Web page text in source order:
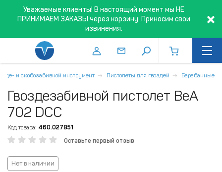
Уважаемые клиенты! В настоящий момент мы НЕ
ПРИНИМАЕМ ЗАКАЗЫ через корзину. Приносим свои
извинения.
и скобозабивной инструмент Пистолеты для гвоздей Барабанные
Гвоздезабивной пистолет BeA
702 DCC
Код товара: 460.027851
Оставьте первый отзыв
Нет в наличии